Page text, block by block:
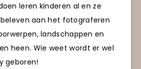
leren kinderen al en ze
beleven aan het fotograferen
landschappen en
heen. Wie weet wordt er wel
geboren!